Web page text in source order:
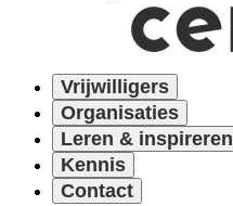
Vrijwilligers
Organisaties
Leren & inspireren
Kennis
Contact